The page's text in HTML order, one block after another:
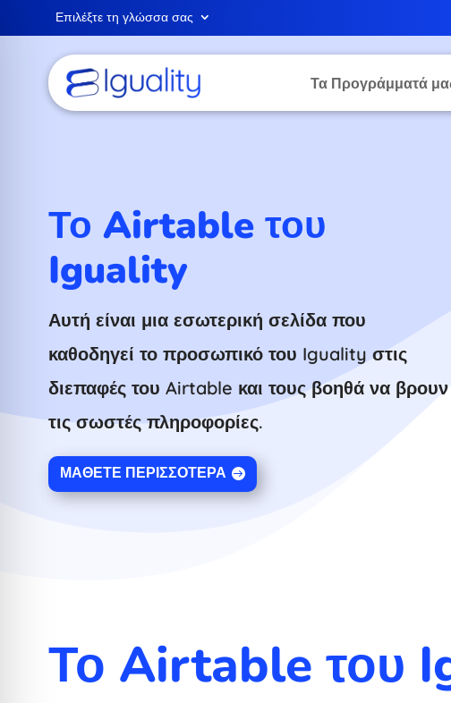
Επιλέξτε τη γλώσσα σας
Τα Προγράμματά
Το Airtable του
Iguality
Αυτή είναι μια εσωτερική σελίδα που
καθοδηγεί το προσωπικό του Iguality στις
διεπαφές του Airtable και τους βοηθά να βρουν
τις σωστές πληροφορίες.
ΜΆΘΕΤΕ ΠΕΡΙΣΣΌΤΕΡΑ
Το Airtable του